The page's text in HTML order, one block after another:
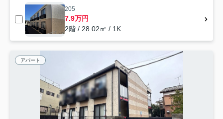
205
7.9万円
2階 / 28.02㎡ / 1K
アパート